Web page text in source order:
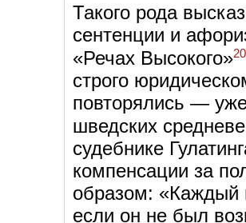
Такого рода
сентенции и
«Речах Высокого»20
строго
повторялись —
шведских
судебнике
компенсации за
образом: «Каждый
если он не был